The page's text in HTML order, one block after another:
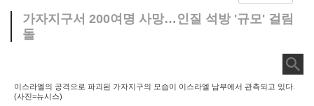
가자지구서 200여명 사망…인질 석방 '규모' 걸림
돌
이스라엘의 공격으로 파괴된 가자지구의 모습이 이스라엘 남부에서 관측되고 있다.
(사진=뉴시스)